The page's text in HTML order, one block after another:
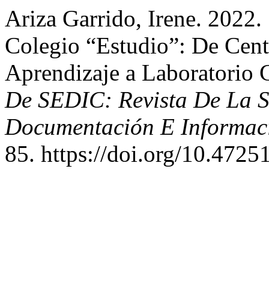
Ariza Garrido, Irene.
Colegio “Estudio”: De
Aprendizaje a Laboratorio
De SEDIC: Revista De La
Documentación E
85. https://doi.org/